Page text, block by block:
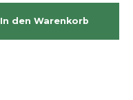
In den Warenkorb